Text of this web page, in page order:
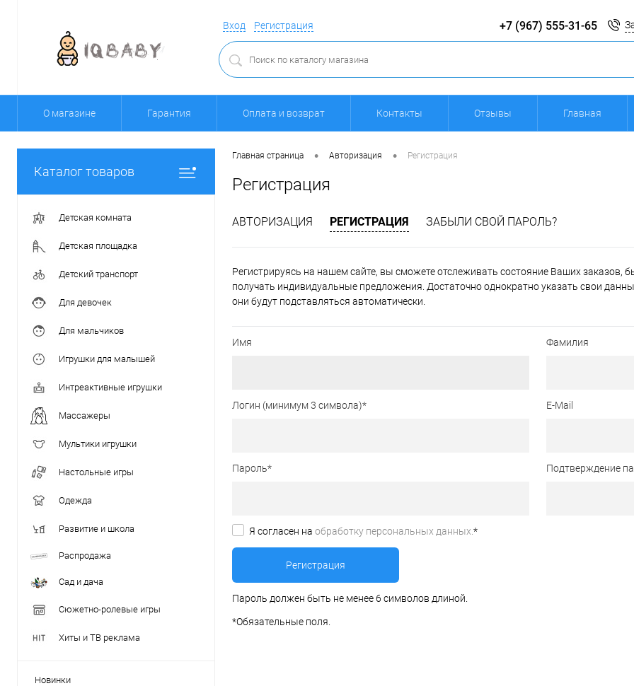
Вход Регистрация +7 (967) 555-31-65
О магазине Гарантия Оплата и возврат Контакты Отзывы Главная
Каталог товаров
Детская комната
Детская площадка
Детский транспорт
Для девочек
Для мальчиков
Игрушки для малышей
Интреактивные игрушки
Массажеры
Мультики игрушки
Настольные игры
Одежда
Развитие и школа
Распродажа
Сад и дача
Сюжетно-ролевые игры
Хиты и ТВ реклама
Новинки
Главная страница • Авторизация • Регистрация
Регистрация
АВТОРИЗАЦИЯ РЕГИСТРАЦИЯ ЗАБЫЛИ СВОЙ ПАРОЛЬ?
Регистрируясь на нашем сайте, вы сможете отслеживать состояние Ваших заказов,
получать индивидуальные предложения. Достаточно однократно указать свои
они будут подставляться автоматически.
Имя Фамилия
Логин (минимум 3 символа)* E-Mail
Пароль* Подтверждение
Я согласен на обработку персональных данных.*
Пароль должен быть не менее 6 символов длиной.
*Обязательные поля.